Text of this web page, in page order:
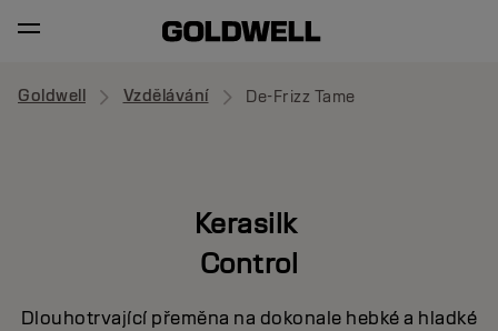
Goldwell Vzdělávání De-Frizz Tame
Kerasilk
Control
Dlouhotrvající přeměna na dokonale hebké a hladké